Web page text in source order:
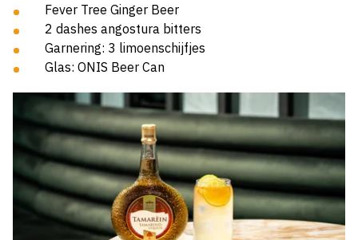
Fever Tree Ginger Beer
2 dashes angostura bitters
Garnering: 3 limoenschijfjes
Glas: ONIS Beer Can